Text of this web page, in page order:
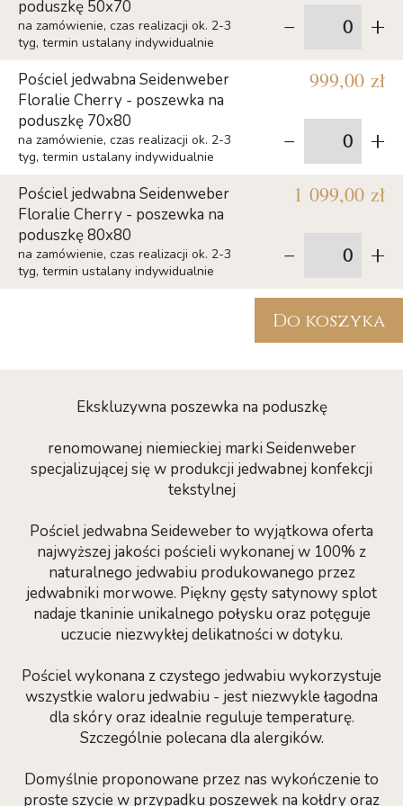
poduszkę 50x70
na zamówienie, czas realizacji ok. 2-3
tyg, termin ustalany indywidualnie
- +
Pościel jedwabna Seidenweber
Floralie Cherry - poszewka na
poduszkę 70x80
na zamówienie, czas realizacji ok. 2-3
tyg, termin ustalany indywidualnie
999,00 zł
- +
Pościel jedwabna Seidenweber
Floralie Cherry - poszewka na
poduszkę 80x80
na zamówienie, czas realizacji ok. 2-3
tyg, termin ustalany indywidualnie
1 099,00 zł
- +
Do koszyka
Ekskluzywna poszewka na poduszkę
renomowanej niemieckiej marki Seidenweber
specjalizującej się w produkcji jedwabnej konfekcji
tekstylnej
Pościel jedwabna Seideweber to wyjątkowa oferta
najwyższej jakości pościeli wykonanej w 100% z
naturalnego jedwabiu produkowanego przez
jedwabniki morwowe. Piękny gęsty satynowy splot
nadaje tkaninie unikalnego połysku oraz potęguje
uczucie niezwykłej delikatności w dotyku.
Pościel wykonana z czystego jedwabiu wykorzystuje
wszystkie waloru jedwabiu - jest niezwykle łagodna
dla skóry oraz idealnie reguluje temperaturę.
Szczególnie polecana dla alergików.
Domyślnie proponowane przez nas wykończenie to
proste szycie w przypadku poszewek na kołdry oraz